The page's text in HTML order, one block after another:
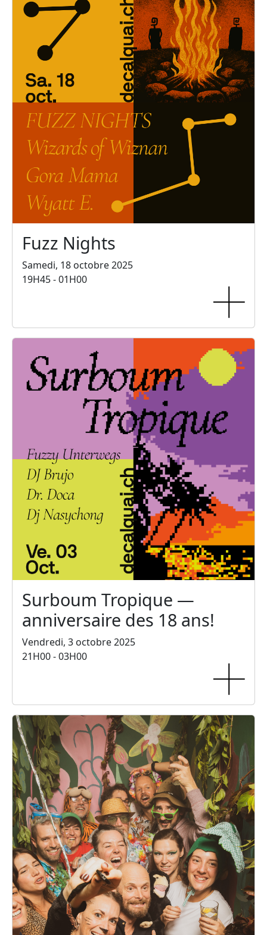
Fuzz Nights
Samedi, 18 octobre 2025
19H45 - 01H00
Surboum Tropique —
anniversaire des 18 ans!
Vendredi, 3 octobre 2025
21H00 - 03H00